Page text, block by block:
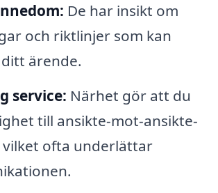
De har insikt om
och riktlinjer som kan
ärende.
service: Närhet gör att du
till ansikte-mot-ansikte-
ofta underlättar